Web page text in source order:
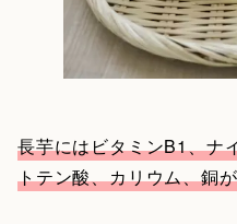
長芋にはビタミンB1、ナ
トテン酸、カリウム、銅